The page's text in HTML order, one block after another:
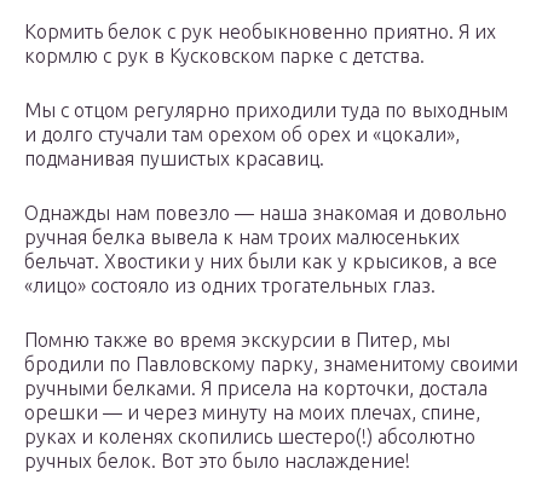
Кормить белок с рук необыкновенно приятно. Я их
кормлю с рук в Кусковском парке с детства.
Мы с отцом регулярно приходили туда по выходным
и долго стучали там орехом об орех и «цокали»,
подманивая пушистых красавиц.
Однажды нам повезло — наша знакомая и довольно
ручная белка вывела к нам троих малюсеньких
бельчат. Хвостики у них были как у крысиков, а все
«лицо» состояло из одних трогательных глаз.
Помню также во время экскурсии в Питер, мы
бродили по Павловскому парку, знаменитому своими
ручными белками. Я присела на корточки, достала
орешки — и через минуту на моих плечах, спине,
руках и коленях скопились шестеро(!) абсолютно
ручных белок. Вот это было наслаждение!